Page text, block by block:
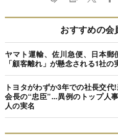
おすすめの会
ヤマト運輸、佐川急便、日本
「顧客離れ」が懸念される1社の
トヨタがわずか3年での社長交
会長の“忠臣”...異例のトップ人
人の実名